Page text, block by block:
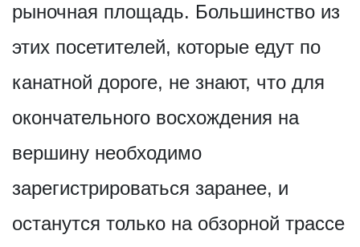
рыночная площадь. Большинство из
этих посетителей, которые едут по
канатной дороге, не знают, что для
окончательного восхождения на
вершину необходимо
зарегистрироваться заранее, и
останутся только на обзорной трассе